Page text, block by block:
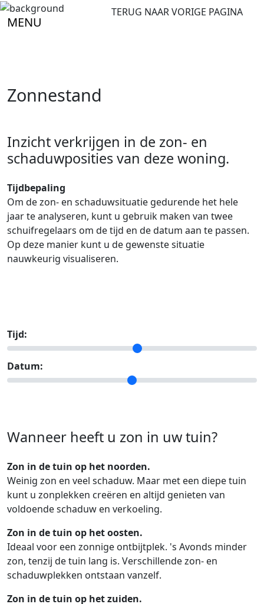
MENU
TERUG NAAR VORIGE PAGINA
Zonnestand
Inzicht verkrijgen in de zon- en
schaduwposities van deze woning.
Tijdbepaling
Om de zon- en schaduwsituatie gedurende het hele
jaar te analyseren, kunt u gebruik maken van twee
schuifregelaars om de tijd en de datum aan te passen.
Op deze manier kunt u de gewenste situatie
nauwkeurig visualiseren.
Tijd:
Datum:
Wanneer heeft u zon in uw tuin?
Zon in de tuin op het noorden.
Weinig zon en veel schaduw. Maar met een diepe tuin
kunt u zonplekken creëren en altijd genieten van
voldoende schaduw en verkoeling.
Zon in de tuin op het oosten.
Ideaal voor een zonnige ontbijtplek. 's Avonds minder
zon, tenzij de tuin lang is. Verschillende zon- en
schaduwplekken ontstaan vanzelf.
Zon in de tuin op het zuiden.